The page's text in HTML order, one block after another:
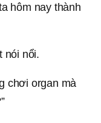
hôm nay thành
nói nổi.
chơi organ mà